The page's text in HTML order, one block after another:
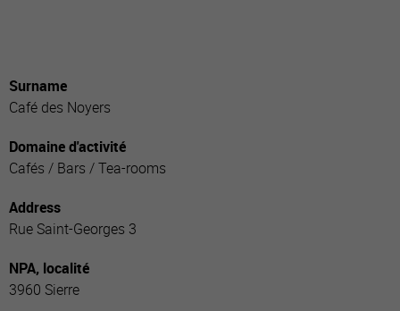
Surname
Café des Noyers
Domaine d'activité
Cafés / Bars / Tea-rooms
Address
Rue Saint-Georges 3
NPA, localité
3960 Sierre